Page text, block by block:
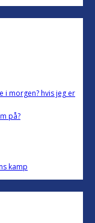
i morgen? hvis jeg er
på?
kamp